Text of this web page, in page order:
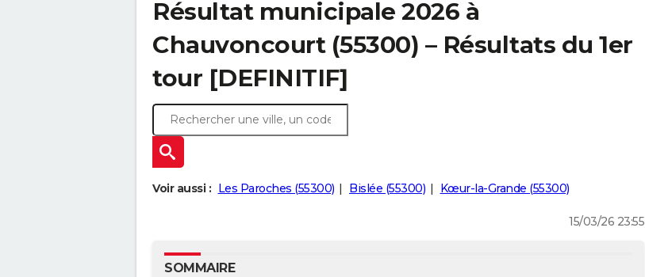
Résultat municipale 2026 à
Chauvoncourt (55300) – Résultats du 1er
tour [DEFINITIF]
Voir aussi : Les Paroches (55300) Bislée (55300) Kœur-la-Grande (55300)
15/03/26 23:55
SOMMAIRE